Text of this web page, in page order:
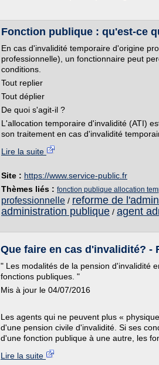
Fonction publique : qu'est-ce
En cas d'invalidité temporaire d'origine
professionnelle), un fonctionnaire peut
conditions.
Tout replier
Tout déplier
De quoi s'agit-il ?
L'allocation temporaire d'invalidité (ATI)
son traitement en cas d'invalidité
Lire la suite
Site : https://www.service-public.fr
Thèmes liés : fonction publique allocation
professionnelle / reforme de
administration publique / agent
Que faire en cas d'invalidité? -
" Les modalités de la pension d'invalidité
fonctions publiques. "
Mis à jour le 04/07/2016
Les agents qui ne peuvent plus «
d'une pension civile d'invalidité. Si ses
d'une fonction publique à une autre, les
Lire la suite